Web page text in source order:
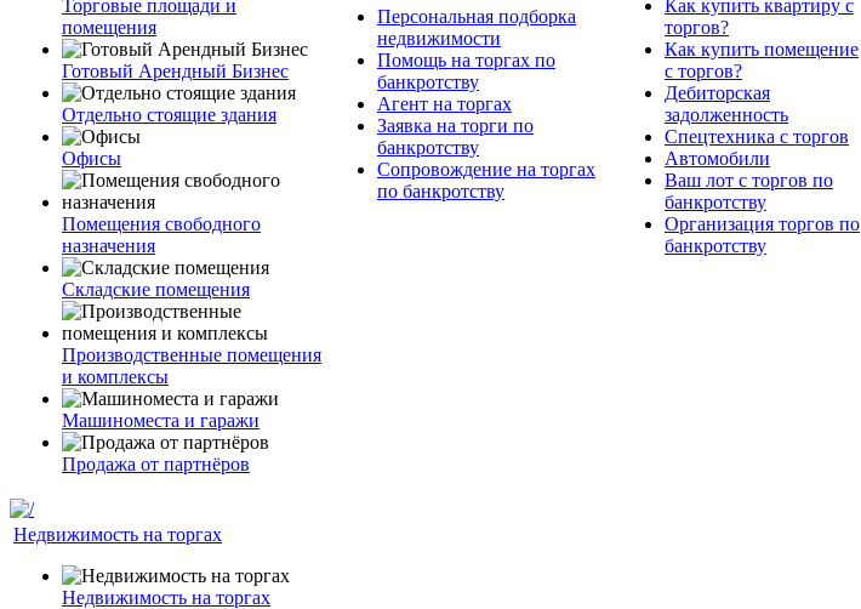
Торговые площади и
помещения
Готовый Арендный Бизнес
Отдельно стоящие здания
Офисы
Помещения свободного
назначения
Складские помещения
Производственные помещения
и комплексы
Машиноместа и гаражи
Продажа от партнёров
Персональная подборка
недвижимости
Помощь на торгах по
банкротству
Агент на торгах
Заявка на торги по
банкротству
Сопровождение на торгах
по банкротству
Как купить квартиру с
торгов?
Как купить помещение
с торгов?
Дебиторская
задолженность
Спецтехника с торгов
Автомобили
Ваш лот с торгов по
банкротству
Организация торгов по
банкротству
Недвижимость на торгах
Недвижимость на торгах